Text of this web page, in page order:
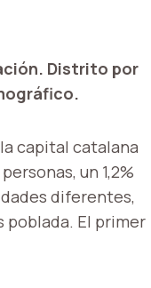
Distrito por
capital catalana
un 1,2%
diferentes,
poblada. El primer